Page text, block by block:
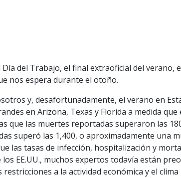
del Trabajo, el final extraoficial del verano,
nos espera durante el otoño.
y, desafortunadamente, el verano en
en Arizona, Texas y Florida a medida que
que las muertes reportadas superaron las
superó las 1,400, o aproximadamente una
las tasas de infección, hospitalización y
EE.UU., muchos expertos todavía están
a la actividad económica y el